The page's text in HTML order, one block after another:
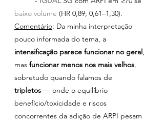
baixo volume (HR 0,89; 0,61–1,30).
Comentário: Da minha interpretação
pouco informada do tema, a
intensificação parece funcionar no geral
mas funcionar menos nos mais velhos
sobretudo quando falamos de
tripletos — onde o equilíbrio
benefício/toxicidade e riscos
concorrentes da adição de ARPI pesam